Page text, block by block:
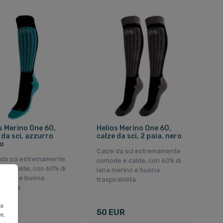
Merino One 60,
da sci, azzurro
sci estremamente
e calde, con 60% di
e buona
Helios Merino One 60,
calze da sci, 2 paia, nero
Calze da sci estremamente
comode e calde, con 60% di
lana merino e buona
traspirabilità
50 EUR